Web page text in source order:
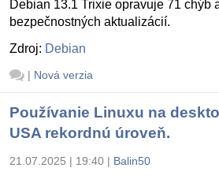
Debian 13.1 Trixie opravuje 71 chýb
bezpečnostných aktualizácií.
Zdroj: Debian
| Nová verzia
Používanie Linuxu na
USA rekordnú úroveň.
21.07.2025 | 19:40 | Balin50